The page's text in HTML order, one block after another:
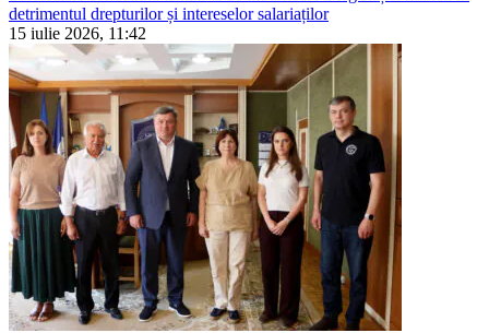
detrimentul drepturilor și intereselor salariaților
15 iulie 2026, 11:42